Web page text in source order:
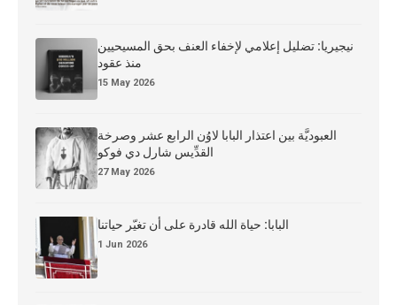
نيجيريا: تضليل إعلامي لإخفاء العنف بحق المسيحيين
منذ عقود
15 May 2026
العبوديَّة بين اعتذار البابا لاوُن الرابع عشر وصرخة
القدِّيس شارل دي فوكو
27 May 2026
البابا: حياة الله قادرة على أن تغيّر حياتنا
1 Jun 2026